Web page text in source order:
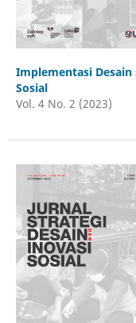
Implementasi
Sosial
Vol. 4 No. 2 (2023)